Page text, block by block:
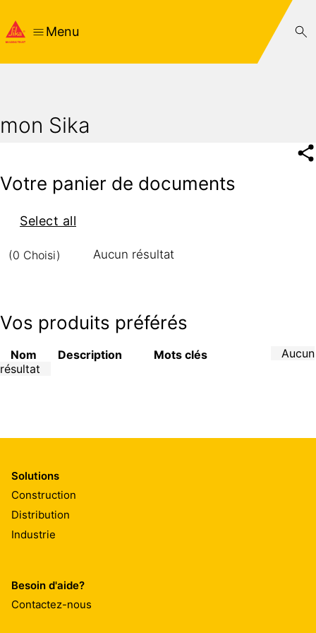
Menu
mon Sika
Votre panier de documents
Select all
(0 Choisi) Aucun résultat
Vos produits préférés
Nom Description Mots clés
Aucun
résultat
Solutions
Construction
Distribution
Industrie
Besoin d'aide?
Contactez-nous